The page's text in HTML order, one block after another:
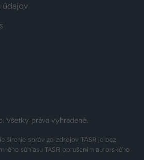
Všetky práva vyhradené.
šírenie správ zo zdrojov TASR je bez
súhlasu TASR porušením autorského
údajov